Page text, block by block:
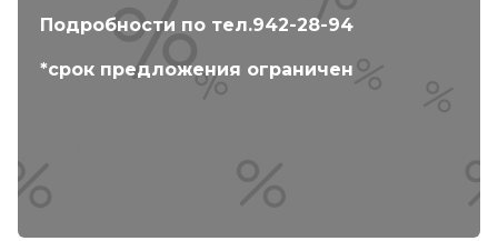
Подробности по тел.942-28-94
*срок предложения ограничен